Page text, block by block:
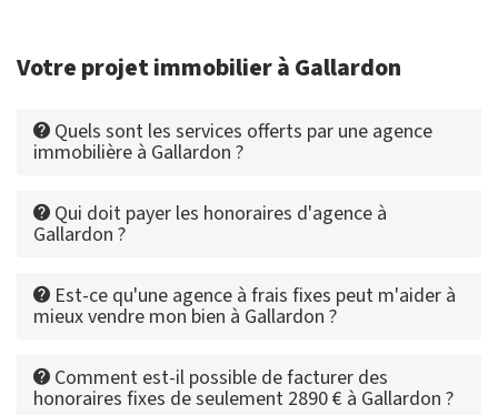
Votre projet immobilier à Gallardon
Quels sont les services offerts par une agence
immobilière à Gallardon ?
Qui doit payer les honoraires d'agence à
Gallardon ?
Est-ce qu'une agence à frais fixes peut m'aider à
mieux vendre mon bien à Gallardon ?
Comment est-il possible de facturer des
honoraires fixes de seulement 2890 € à Gallardon ?